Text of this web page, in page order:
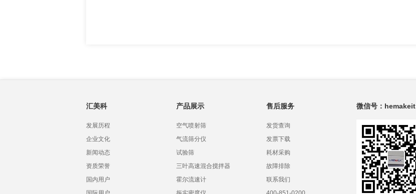
汇美科
发展历程
企业文化
新闻动态
资质荣誉
国内用户
产品展示
空气喷射筛
气流筛分仪
试验筛
三叶高速混合搅拌器
霍尔流速计
售后服务
发货查询
发票下载
耗材采购
故障排除
联系我们
微信号：hemakeit